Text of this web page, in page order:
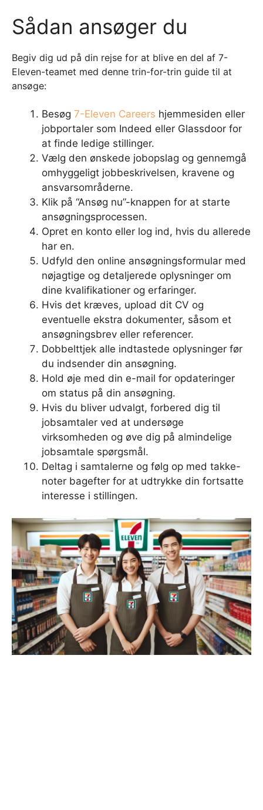
Sådan ansøger du
Begiv dig ud på din rejse for at blive en del af 7-
Eleven-teamet med denne trin-for-trin guide til at
ansøge:
Besøg 7-Eleven Careers hjemmesiden eller
jobportaler som Indeed eller Glassdoor for
at finde ledige stillinger.
Vælg den ønskede jobopslag og gennemgå
omhyggeligt jobbeskrivelsen, kravene og
ansvarsområderne.
Klik på “Ansøg nu”-knappen for at starte
ansøgningsprocessen.
Opret en konto eller log ind, hvis du allerede
har en.
Udfyld den online ansøgningsformular med
nøjagtige og detaljerede oplysninger om
dine kvalifikationer og erfaringer.
Hvis det kræves, upload dit CV og
eventuelle ekstra dokumenter, såsom et
ansøgningsbrev eller referencer.
Dobbelttjek alle indtastede oplysninger før
du indsender din ansøgning.
Hold øje med din e-mail for opdateringer
om status på din ansøgning.
Hvis du bliver udvalgt, forbered dig til
jobsamtaler ved at undersøge
virksomheden og øve dig på almindelige
jobsamtale spørgsmål.
Deltag i samtalerne og følg op med takke-
noter bagefter for at udtrykke din fortsatte
interesse i stillingen.